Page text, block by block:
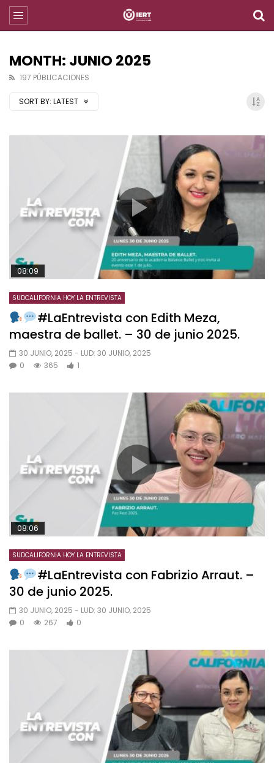
MONTH: JUNIO 2025
197 PÚBLICACIONES
SORT BY: LATEST
08:09
SUDCALIFORNIA HOY LA ENTREVISTA
#LaEntrevista con Edith Meza,
maestra de ballet. – 30 de junio 2025.
30 JUNIO, 2025 - LUD: 30 JUNIO, 2025
0
365 1
08:06
SUDCALIFORNIA HOY LA ENTREVISTA
#LaEntrevista con Fabrizio Arraut. –
30 de junio 2025.
30 JUNIO, 2025 - LUD: 30 JUNIO, 2025
0
267 0